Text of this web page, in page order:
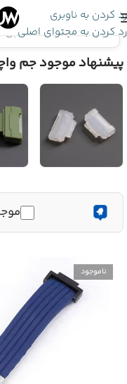
رد کردن به ناوبری
رد کردن به محتوای اصلی
اینجا هستید:بند ساعت جی
پیشنهاد موجود جم
ناموجود